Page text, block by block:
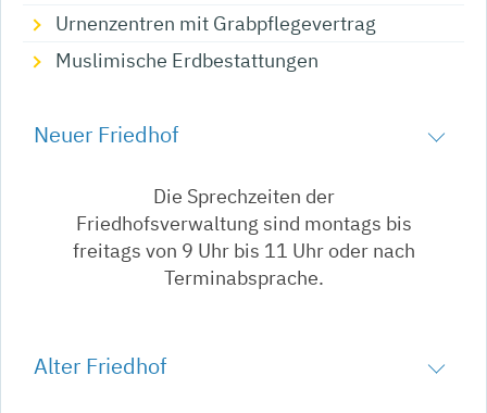
Urnenzentren mit Grabpflegevertrag
Muslimische Erdbestattungen
Neuer Friedhof
Die Sprechzeiten der
Friedhofsverwaltung sind montags bis
freitags von 9 Uhr bis 11 Uhr oder nach
Terminabsprache.
Alter Friedhof